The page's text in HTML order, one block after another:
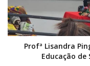
Profª Lisandra
Educação de